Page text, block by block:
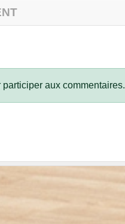
participer aux commentaires.